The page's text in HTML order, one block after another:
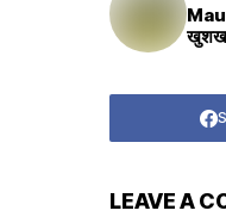
LEAVE A